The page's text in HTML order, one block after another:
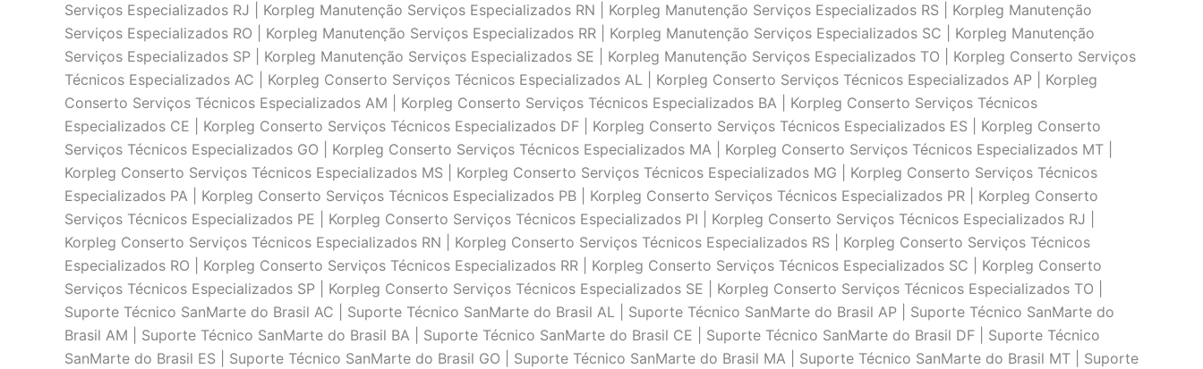
Serviços Especializados RJ | Korpleg Manutenção Serviços Especializados RN | Korpleg Manutenção Serviços Especializados RS | Korpleg Manutenção
Serviços Especializados RO | Korpleg Manutenção Serviços Especializados RR | Korpleg Manutenção Serviços Especializados SC | Korpleg Manutenção
Serviços Especializados SP | Korpleg Manutenção Serviços Especializados SE | Korpleg Manutenção Serviços Especializados TO | Korpleg Conserto Serviços
Técnicos Especializados AC | Korpleg Conserto Serviços Técnicos Especializados AL | Korpleg Conserto Serviços Técnicos Especializados AP | Korpleg
Conserto Serviços Técnicos Especializados AM | Korpleg Conserto Serviços Técnicos Especializados BA | Korpleg Conserto Serviços Técnicos
Especializados CE | Korpleg Conserto Serviços Técnicos Especializados DF | Korpleg Conserto Serviços Técnicos Especializados ES | Korpleg Conserto
Serviços Técnicos Especializados GO | Korpleg Conserto Serviços Técnicos Especializados MA | Korpleg Conserto Serviços Técnicos Especializados MT |
Korpleg Conserto Serviços Técnicos Especializados MS | Korpleg Conserto Serviços Técnicos Especializados MG | Korpleg Conserto Serviços Técnicos
Especializados PA | Korpleg Conserto Serviços Técnicos Especializados PB | Korpleg Conserto Serviços Técnicos Especializados PR | Korpleg Conserto
Serviços Técnicos Especializados PE | Korpleg Conserto Serviços Técnicos Especializados PI | Korpleg Conserto Serviços Técnicos Especializados RJ |
Korpleg Conserto Serviços Técnicos Especializados RN | Korpleg Conserto Serviços Técnicos Especializados RS | Korpleg Conserto Serviços Técnicos
Especializados RO | Korpleg Conserto Serviços Técnicos Especializados RR | Korpleg Conserto Serviços Técnicos Especializados SC | Korpleg Conserto
Serviços Técnicos Especializados SP | Korpleg Conserto Serviços Técnicos Especializados SE | Korpleg Conserto Serviços Técnicos Especializados TO |
Suporte Técnico SanMarte do Brasil AC | Suporte Técnico SanMarte do Brasil AL | Suporte Técnico SanMarte do Brasil AP | Suporte Técnico SanMarte do
Brasil AM | Suporte Técnico SanMarte do Brasil BA | Suporte Técnico SanMarte do Brasil CE | Suporte Técnico SanMarte do Brasil DF | Suporte Técnico
SanMarte do Brasil ES | Suporte Técnico SanMarte do Brasil GO | Suporte Técnico SanMarte do Brasil MA | Suporte Técnico SanMarte do Brasil MT | Suporte